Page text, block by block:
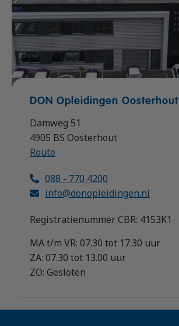
DON Opleidingen Oosterhout
Damweg 51
4905 BS Oosterhout
Route
088 - 770 4200
info@donopleidingen.nl
Registratienummer CBR: 4153K1
MA t/m VR: 07.30 tot 17.30 uur
ZA: 07.30 tot 13.00 uur
ZO: Gesloten